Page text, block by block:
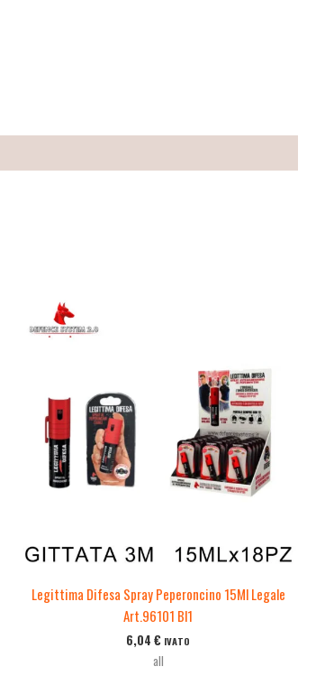
Legittima Difesa Spray Peperoncino 15Ml Legale
Art.96101 Bl1
6,04 € IVATO
all